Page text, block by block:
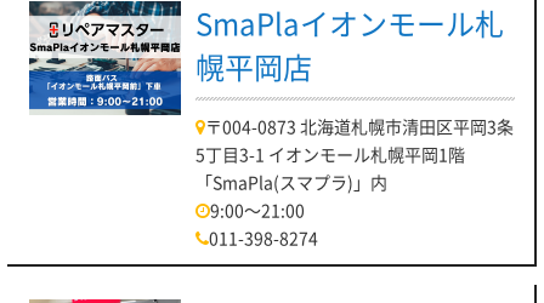
SmaPlaイオンモール札
幌平岡店
〒004-0873 北海道札幌市清田区平岡3条
5丁目3-1 イオンモール札幌平岡1階
「SmaPla(スマプラ)」内
9:00～21:00
011-398-8274